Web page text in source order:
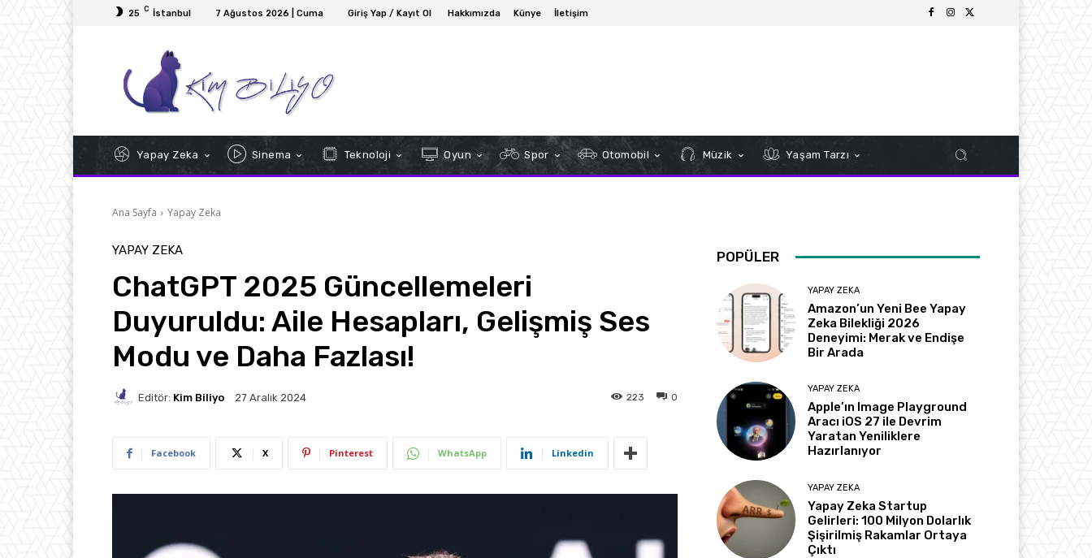
25 C İstanbul 7 Ağustos 2026 | Cuma Giriş Yap / Kayıt Ol Hakkımızda Künye İletişim
Yapay Zeka Sinema Teknoloji Oyun Spor Otomobil Müzik Yaşam Tarzı
Ana Sayfa Yapay Zeka
YAPAY ZEKA
ChatGPT 2025 Güncellemeleri
Duyuruldu: Aile Hesapları, Gelişmiş Ses
Modu ve Daha Fazlası!
Editör: Kim Biliyo 27 Aralık 2024 0
223
Facebook X Pinterest WhatsApp Linkedin
POPÜLER
YAPAY ZEKA
Amazon’un Yeni Bee Yapay
Zeka Bilekliği 2026
Deneyimi: Merak ve Endişe
Bir Arada
YAPAY ZEKA
Apple’ın Image Playground
Aracı iOS 27 ile Devrim
Yaratan Yeniliklere
Hazırlanıyor
YAPAY ZEKA
Yapay Zeka Startup
Gelirleri: 100 Milyon Dolarlık
Şişirilmiş Rakamlar Ortaya
Çıktı